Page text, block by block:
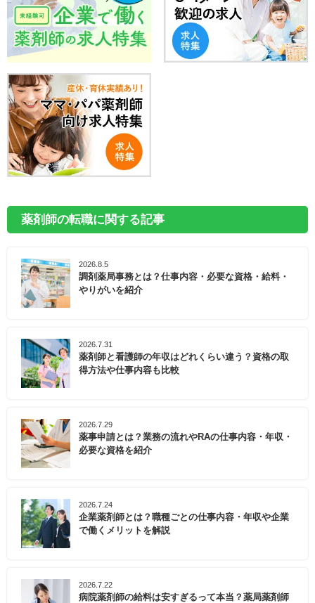
薬剤師の転職に関する記事
2026.8.5
調剤薬局事務とは？仕事内容・必要な資格・給料・
やりがいを紹介
2026.7.31
薬剤師と看護師の年収はどれくらい違う？資格の取
得方法や仕事内容も比較
2026.7.29
薬事申請とは？業務の流れやRAの仕事内容・年収・
必要な資格を紹介
2026.7.24
企業薬剤師とは？職種ごとの仕事内容・年収や企業
で働くメリットを解説
2026.7.22
病院薬剤師の給料は安すぎるって本当？薬局薬剤師